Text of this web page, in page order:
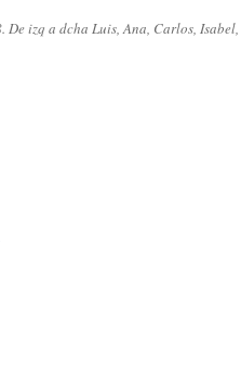
izq a dcha Luis, Ana, Carlos,